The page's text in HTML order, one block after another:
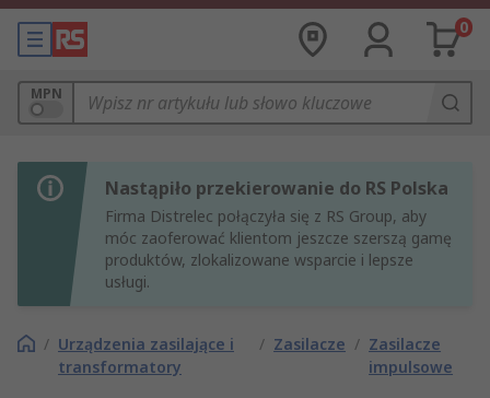
0
MPN
Nastąpiło przekierowanie do RS Polska
Firma Distrelec połączyła się z RS Group, aby
móc zaoferować klientom jeszcze szerszą gamę
produktów, zlokalizowane wsparcie i lepsze
usługi.
/ Urządzenia zasilające i
transformatory
/ Zasilacze / Zasilacze
impulsowe